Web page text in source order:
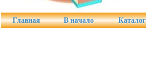
Главная В начало Каталог